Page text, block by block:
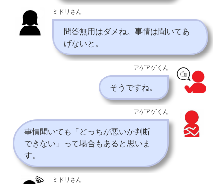
ミドリさん
問答無用はダメね。事情は聞いてあ
げないと。
アゲアゲくん
そうですね。
アゲアゲくん
事情聞いても「どっちが悪いか判断
できない」って場合もあると思いま
す。
ミドリさん